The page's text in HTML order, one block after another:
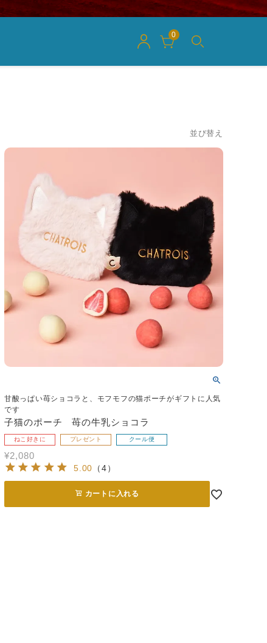
0
並び替え
甘酸っぱい苺ショコラと、モフモフの猫ポーチがギフトに人気
です
子猫のポーチ 苺の牛乳ショコラ
ねこ好きに プレゼント クール便
¥2,080
5.00 （4）
カートに入れる